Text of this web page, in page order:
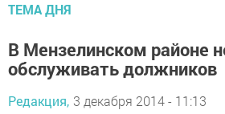
ТЕМА ДНЯ
В Мензелинском районе
обслуживать должников
Редакция, 3 декабря 2014 - 11:13